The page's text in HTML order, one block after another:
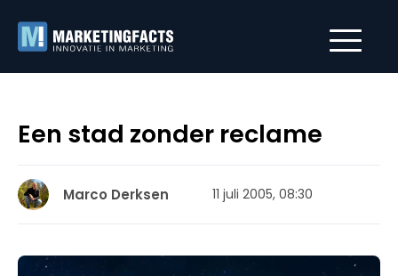
Een stad zonder reclame
Marco Derksen 11 juli 2005, 08:30